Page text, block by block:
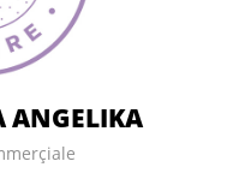
ANGELIKA